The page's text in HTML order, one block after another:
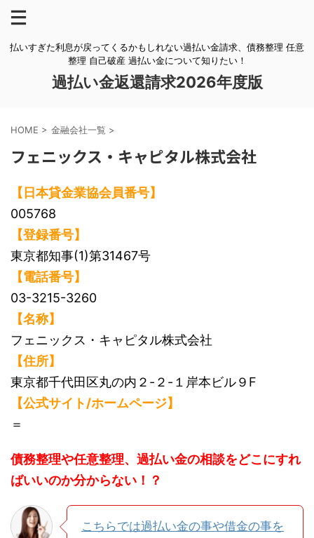
払いすぎた利息が戻ってくるかもしれない過払い金請求、債務整理 任意
整理 自己破産 過払い金について知りたい！
過払い金返還請求2026年度版
HOME > 金融会社一覧 >
フェニックス・キャピタル株式会社
【日本貸金業協会員番号】
005768
【登録番号】
東京都知事(1)第31467号
【電話番号】
03-3215-3260
【名称】
フェニックス・キャピタル株式会社
【住所】
東京都千代田区丸の内２-２-１岸本ビル９F
【公式サイト/ホームページ】
＝
債務整理や任意整理、過払い金の相談をどこにすれ
ばいいのか分からない！？
こちらでは過払い金の事や借金の事を